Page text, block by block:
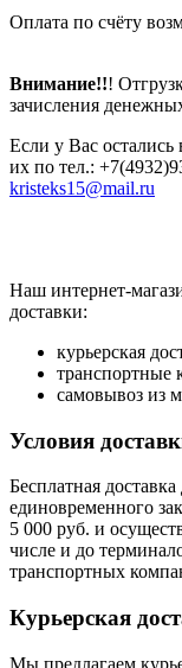
Оплата по счёту
Внимание!!!
зачисления
Если у Вас остались
их по тел.:
kristeks15@mail.ru
Наш интернет-
доставки:
курьерская
транспортные
самовывоз из
Условия
Бесплатная
единовременного
5 000 руб. и
числе и до
транспортных
Курьерская
Мы предлагаем